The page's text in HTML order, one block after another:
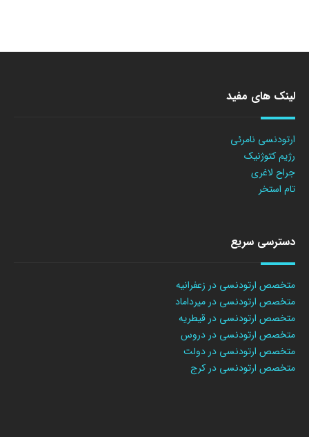
لینک های مفید
ارتودنسی نامرئی
رژیم کتوژنیک
جراح لاغری
تام استخر
دسترسی سریع
متخصص ارتودنسی در زعفرانیه
متخصص ارتودنسی در میرداماد
متخصص ارتودنسی در قیطریه
متخصص ارتودنسی در دروس
متخصص ارتودنسی در دولت
متخصص ارتودنسی در کرج